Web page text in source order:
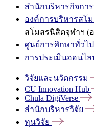
สำนักบริหารกิจกา
องค์การบริหารสโ
สโมสรนิสิตจุฬาฯ (
ศูนย์การศึกษาทั่วไป
การประเมินออนไล
วิจัยและนวัตกรรม
CU Innovation Hub
Chula DigiVerse
สำนักบริหารวิจัย
ทุนวิจัย